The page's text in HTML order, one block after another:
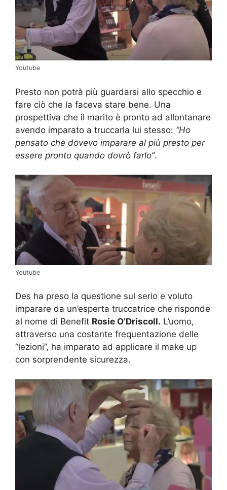
Youtube
Presto non potrà più guardarsi allo specchio e
fare ciò che la faceva stare bene. Una
prospettiva che il marito è pronto ad allontanare
avendo imparato a truccarla lui stesso: “Ho
pensato che dovevo imparare al più presto per
essere pronto quando dovrò farlo”.
Youtube
Des ha preso la questione sul serio e voluto
imparare da un’esperta truccatrice che risponde
al nome di Benefit Rosie O’Driscoll. L’uomo,
attraverso una costante frequentazione delle
“lezioni”, ha imparato ad applicare il make up
con sorprendente sicurezza.